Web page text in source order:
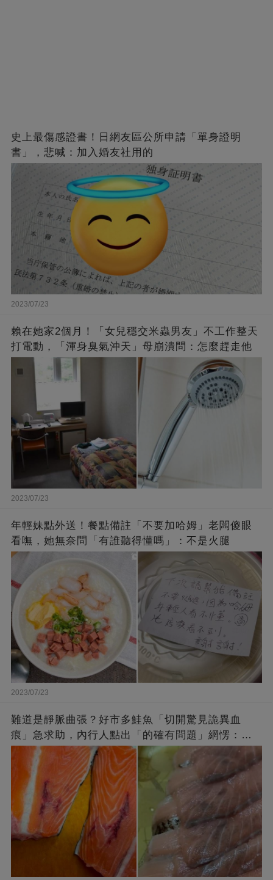
史上最傷感證書！日網友區公所申請「單身證明
書」，悲喊：加入婚友社用的
2023/07/23
賴在她家2個月！「女兒穩交米蟲男友」不工作整天
打電動，「渾身臭氣沖天」母崩潰問：怎麼趕走他
2023/07/23
年輕妹點外送！餐點備註「不要加哈姆」老闆傻眼
看嘸，她無奈問「有誰聽得懂嗎」：不是火腿
2023/07/23
難道是靜脈曲張？好市多鮭魚「切開驚見詭異血
痕」急求助，內行人點出「的確有問題」網愣：不
退貨照吃